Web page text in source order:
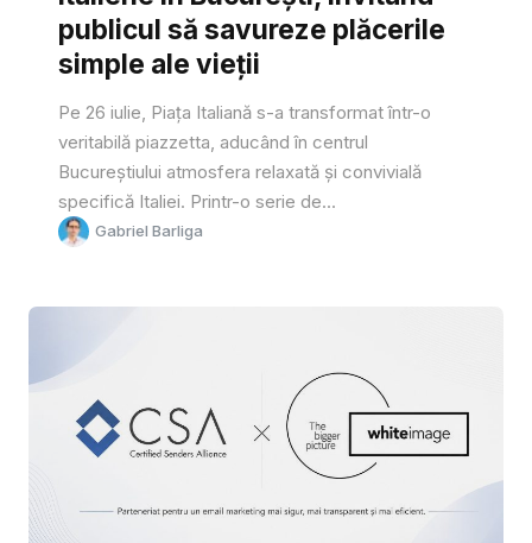
publicul să savureze plăcerile
simple ale vieții
Pe 26 iulie, Piața Italiană s-a transformat într-o
veritabilă piazzetta, aducând în centrul
Bucureștiului atmosfera relaxată și convivială
specifică Italiei. Printr-o serie de...
Gabriel Barliga